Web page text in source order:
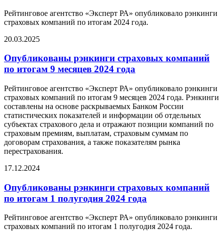
Рейтинговое агентство «Эксперт РА» опубликовало рэнкинги
страховых компаний по итогам 2024 года.
20.03.2025
Опубликованы рэнкинги страховых компаний
по итогам 9 месяцев 2024 года
Рейтинговое агентство «Эксперт РА» опубликовало рэнкинги
страховых компаний по итогам 9 месяцев 2024 года. Рэнкинги
составлены на основе раскрываемых Банком России
статистических показателей и информации об отдельных
субъектах страхового дела и отражают позиции компаний по
страховым премиям, выплатам, страховым суммам по
договорам страхования, а также показателям рынка
перестрахования.
17.12.2024
Опубликованы рэнкинги страховых компаний
по итогам 1 полугодия 2024 года
Рейтинговое агентство «Эксперт РА» опубликовало рэнкинги
страховых компаний по итогам 1 полугодия 2024 года.